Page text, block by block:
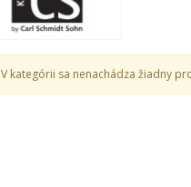
V kategórii sa nenachádza žiadny